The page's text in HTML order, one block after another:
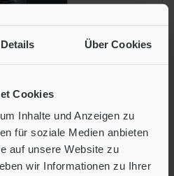
Details Über Cookies
Cookies
Inhalte und Anzeigen zu
für soziale Medien anbieten
auf unsere Website zu
wir Informationen zu Ihrer
3D-